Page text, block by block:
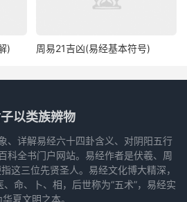
) 周易21吉凶(易经基本符号)
以类族辨物
、详解易经六十四卦含义、对阴阳五行
科全书门户网站。易经作者是伏羲、周
这三位先贤圣人。易经文化博大精深，
命、卜、相，后世称为“五术”，易经实
华夏文明之本。